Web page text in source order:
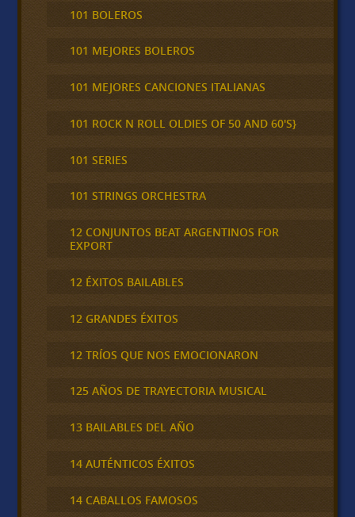
101 BOLEROS
101 MEJORES BOLEROS
101 MEJORES CANCIONES ITALIANAS
101 ROCK N ROLL OLDIES OF 50 AND 60'S}
101 SERIES
101 STRINGS ORCHESTRA
12 CONJUNTOS BEAT ARGENTINOS FOR
EXPORT
12 ÉXITOS BAILABLES
12 GRANDES ÉXITOS
12 TRÍOS QUE NOS EMOCIONARON
125 AÑOS DE TRAYECTORIA MUSICAL
13 BAILABLES DEL AÑO
14 AUTÉNTICOS ÉXITOS
14 CABALLOS FAMOSOS